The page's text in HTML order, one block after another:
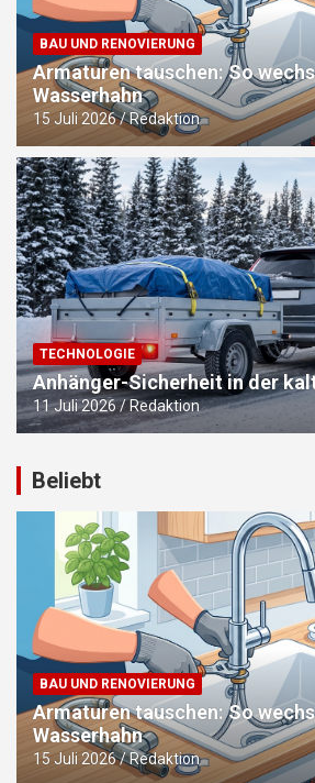
BAU UND RENOVIERUNG
Armaturen tauschen: So
Wasserhahn
15 Juli 2026 Redaktion
TECHNOLOGIE
Anhänger-Sicherheit in der
11 Juli 2026 Redaktion
Beliebt
BAU UND RENOVIERUNG
Armaturen tauschen: So
Wasserhahn
15 Juli 2026 Redaktion